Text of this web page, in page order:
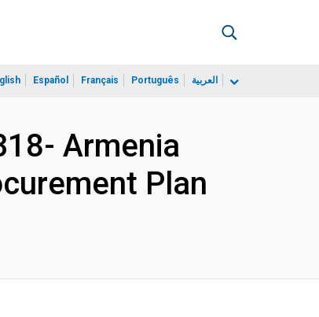
Español Français Português العربية
Armenia
Plan